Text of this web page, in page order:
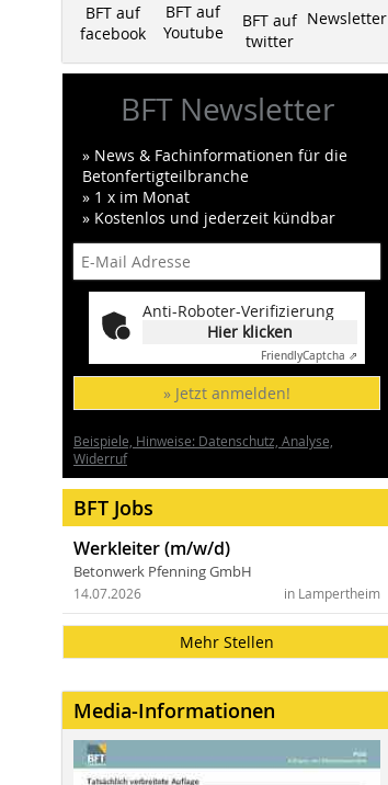
BFT auf
facebook
BFT auf
Youtube
BFT auf
twitter
Newsletter
BFT Newsletter
» News & Fachinformationen für die
Betonfertigteilbranche
» 1 x im Monat
» Kostenlos und jederzeit kündbar
Anti-Roboter-Verifizierung
Hier klicken
FriendlyCaptcha ⇗
» Jetzt anmelden!
Beispiele, Hinweise: Datenschutz, Analyse,
Widerruf
BFT Jobs
Werkleiter (m/w/d)
Betonwerk Pfenning GmbH
in Lampertheim
14.07.2026
Mehr Stellen
Media-Informationen